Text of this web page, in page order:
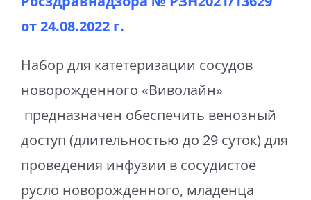
от24.08.2022 г.
Набор для катетеризации сосудов
новорожденного «Виволайн»
предназначен обеспечить венозный
доступ (длительностью до 29 суток) для
проведения инфузии в сосудистое
русло новорожденного, младенца